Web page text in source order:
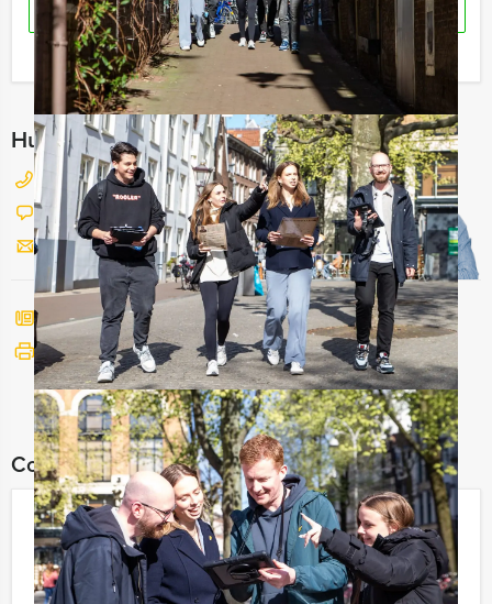
RESERVEREN
Ik heb een vraag over dit uitje
Hulp nodig bij het kiezen?
026 820 03 69
Chat met Jeroen
Stuur ons een mailtje
Bel mij terug
Bekijk printbare versie
Combineer dit uitje met:
Hotel Homicide VR Game in Arnhem
Vanaf€ 37,50 p.p. excl. BTW
Vanaf 12 personen ‐ 2 uur